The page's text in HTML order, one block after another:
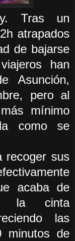
. Tras un
atrapados
de bajarse
han
Asunción,
pero al
mínimo
como se
recoger sus
acaba de
la cinta
las
minutos de